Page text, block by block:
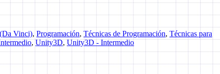
Vinci), Programación, Técnicas de Programación, Técnicas para
, Unity3D, Unity3D - Intermedio